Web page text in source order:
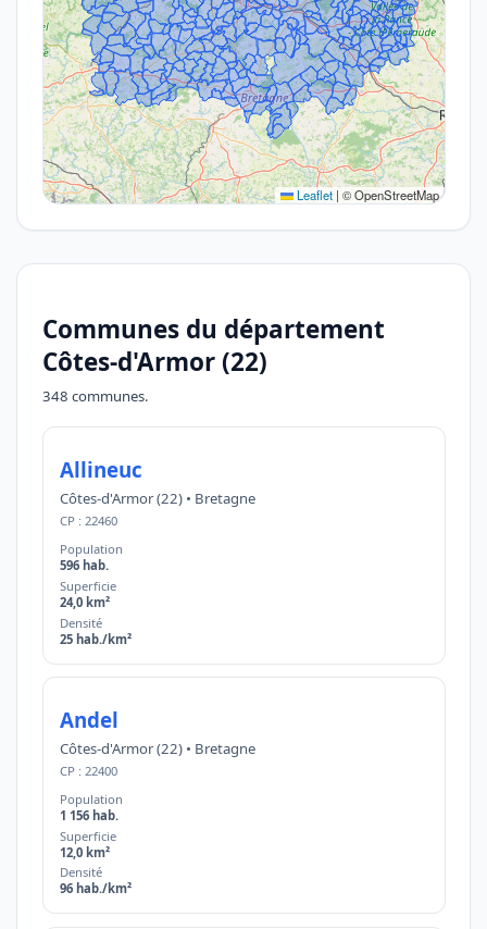
Leaflet | © OpenStreetMap
Communes du département
Côtes-d'Armor (22)
348 communes.
Allineuc
Côtes-d'Armor (22) • Bretagne
CP : 22460
Population
596 hab.
Superficie
24,0 km²
Densité
25 hab./km²
Andel
Côtes-d'Armor (22) • Bretagne
CP : 22400
Population
1 156 hab.
Superficie
12,0 km²
Densité
96 hab./km²